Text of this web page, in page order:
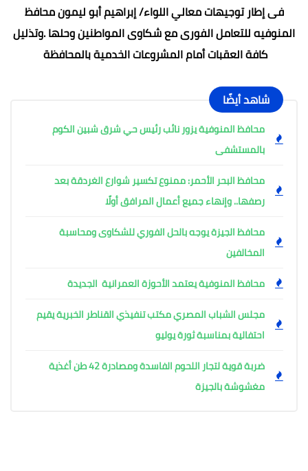
فى إطار توجيهات معالي اللواء/ إبراهيم أبو ليمون محافظ
المنوفيه للتعامل الفورى مع شكاوى المواطنين وحلها .وتذليل
كافة العقبات أمام المشروعات الخدمية بالمحافظة
شاهد أيضًا
محافظ المنوفية يزور نائب رئيس حي شرق شبين الكوم
بالمستشفى
محافظ البحر الأحمر: ممنوع تكسير شوارع الغردقة بعد
رصفها.. وإنهاء جميع أعمال المرافق أولًا
محافظ الجيزة يوجه بالحل الفوري للشكاوى ومحاسبة
المخالفين
محافظ المنوفية يعتمد الأحوزة العمرانية الجديدة
مجلس الشباب المصري مكتب تنفيذي القناطر الخبرية يقيم
احتفالية بمناسبة ثورة يوليو
ضربة قوية لتجار اللحوم الفاسدة ومصادرة 42 طن أغذية
مغشوشة بالجيزة